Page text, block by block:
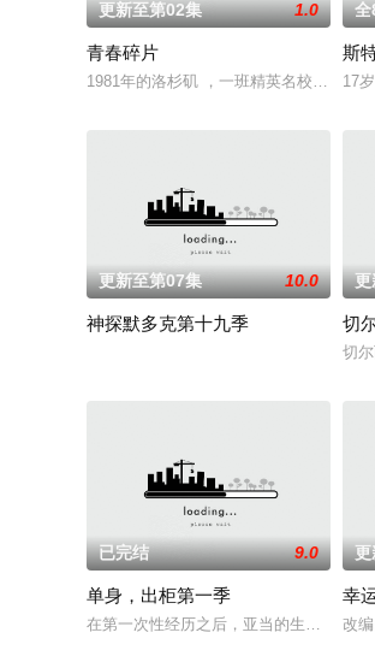
更新至第02集 1.0
青春碎片
1981年的洛杉矶 ，一班精英名校的高中
全
斯
17
更新至第07集 10.0
神探默多克第十九季
更
切
切
已完结 9.0
单身，出柜第一季
在第一次性经历之后，亚当的生活永远
更
幸
改